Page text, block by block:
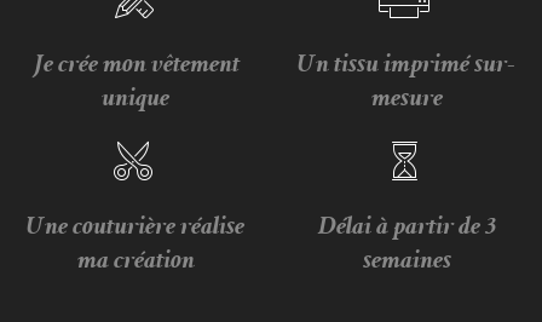
Je crée mon vêtement
unique
Un tissu imprimé sur-
mesure
Une couturière réalise
ma création
Délai à partir de 3
semaines